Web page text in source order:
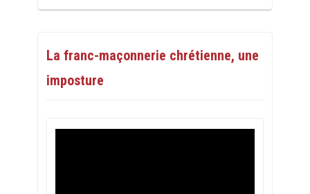
La franc-maçonnerie chrétienne, une
imposture